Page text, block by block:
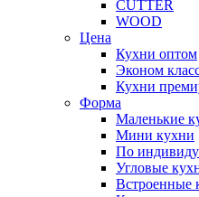
CUTTER
WOOD
Цена
Кухни оптом
Эконом
Кухни
Форма
Маленькие
Мини кухни
По
Угловые
Встроенные